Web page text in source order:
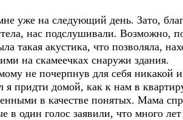
уже на следующий день. Зато,
нас подслушивали. Возможно,
такая акустика, что позволяла,
на скамеечках снаружи здания.
не почерпнув для себя
я придти домой, как к нам в
в качестве понятых. Мама
в один голос заявили, что много